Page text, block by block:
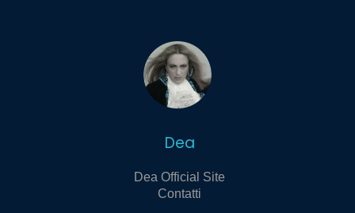
Dea
Dea Official Site
Contatti